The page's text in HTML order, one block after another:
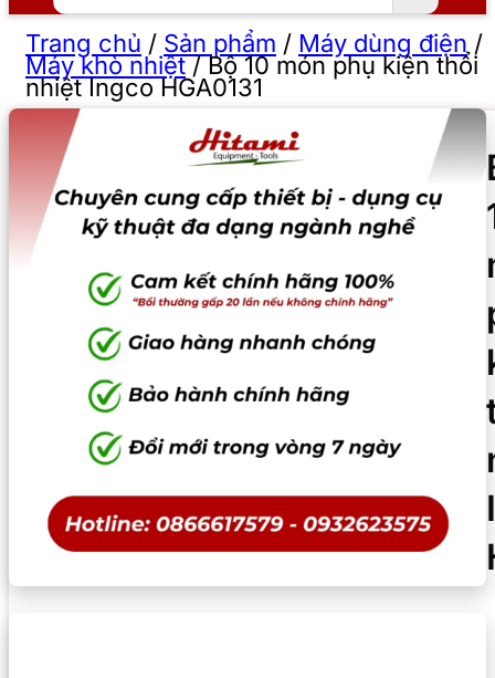
Trang chủ / Sản phẩm / Máy dùng điện /
Máy khò nhiệt/Bộ 10 món phụ kiện thổi
nhiệt Ingco HGA0131